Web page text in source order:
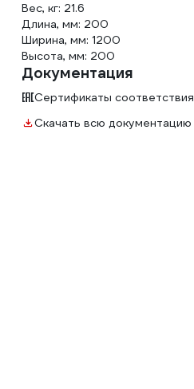
Вес, кг: 21.6
Длина, мм: 200
Ширина, мм: 1200
Высота, мм: 200
Документация
Сертификаты соответствия
Скачать всю документацию